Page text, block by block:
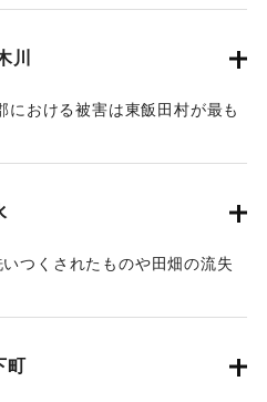
川
おける被害は東飯田村が最も
れて荒涼を極めている。特に
失したが、幸いに人畜の死傷は
の洪水に大被害を被り、よう
つくされたものや田畑の流失
町